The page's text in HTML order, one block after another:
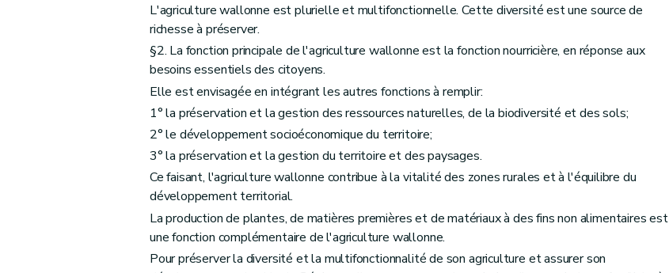
Section 5 Recours administratifs
Art. D17
Art. D18
Section 6 L'action en cessation
Art. D19
De la récolte et de la gestion des données
Le système intégré de gestion et de contrôle " SIGeC " et le fonds SIGeC
Le système intégré de gestion et de contrôle " SIGeC "
Section 2 Le fonds SIGeC
Art. D25
Art. D26
Art. D27
L'agriculture wallonne est plurielle et multifonctionnelle. Cette diversité est une source de
richesse à préserver.
§2. La fonction principale de l'agriculture wallonne est la fonction nourricière, en réponse aux
besoins essentiels des citoyens.
Elle est envisagée en intégrant les autres fonctions à remplir:
1° la préservation et la gestion des ressources naturelles, de la biodiversité et des sols;
2° le développement socioéconomique du territoire;
3° la préservation et la gestion du territoire et des paysages.
Ce faisant, l'agriculture wallonne contribue à la vitalité des zones rurales et à l'équilibre du
développement territorial.
La production de plantes, de matières premières et de matériaux à des fins non alimentaires est
une fonction complémentaire de l'agriculture wallonne.
Pour préserver la diversité et la multifonctionnalité de son agriculture et assurer son